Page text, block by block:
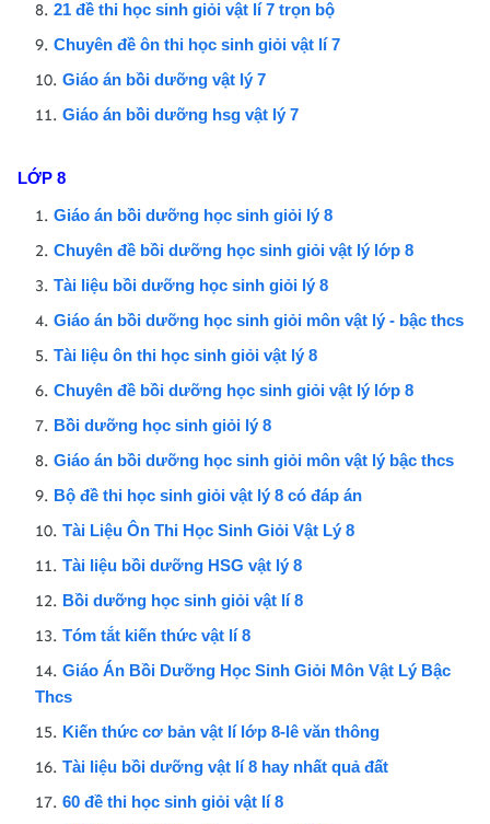
21 đề thi học sinh giỏi vật lí 7 trọn bộ
Chuyên đề ôn thi học sinh giỏi vật lí 7
Giáo án bồi dưỡng vật lý 7
Giáo án bồi dưỡng hsg vật lý 7
LỚP 8
Giáo án bồi dưỡng học sinh giỏi lý 8
Chuyên đề bồi dưỡng học sinh giỏi vật lý lớp 8
Tài liệu bồi dưỡng học sinh giỏi lý 8
Giáo án bồi dưỡng học sinh giỏi môn vật lý - bậc thcs
Tài liệu ôn thi học sinh giỏi vật lý 8
Chuyên đề bồi dưỡng học sinh giỏi vật lý lớp 8
Bồi dưỡng học sinh giỏi lý 8
Giáo án bồi dưỡng học sinh giỏi môn vật lý bậc thcs
Bộ đề thi học sinh giỏi vật lý 8 có đáp án
Tài Liệu Ôn Thi Học Sinh Giỏi Vật Lý 8
Tài liệu bồi dưỡng HSG vật lý 8
Bồi dưỡng học sinh giỏi vật lí 8
Tóm tắt kiến thức vật lí 8
Giáo Án Bồi Dưỡng Học Sinh Giỏi Môn Vật Lý Bậc
Thcs
Kiến thức cơ bản vật lí lớp 8-lê văn thông
Tài liệu bồi dưỡng vật lí 8 hay nhất quả đất
60 đề thi học sinh giỏi vật lí 8